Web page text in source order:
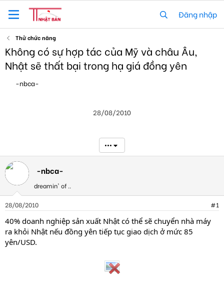
Đăng nhập
Thử chức năng
Không có sự hợp tác của Mỹ và châu Âu,
Nhật sẽ thất bại trong hạ giá đồng yên
h
r
t
r
-nbca-
28/08/2010
•••
-nbca-
dreamin' of ..
28/08/2010 #1
40% doanh nghiệp sản xuất Nhật có thể sẽ chuyển nhà máy
ra khỏi Nhật nếu đồng yên tiếp tục giao dịch ở mức 85
yên/USD.